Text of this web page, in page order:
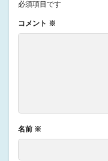
必須項目です
コメント ※
名前 ※